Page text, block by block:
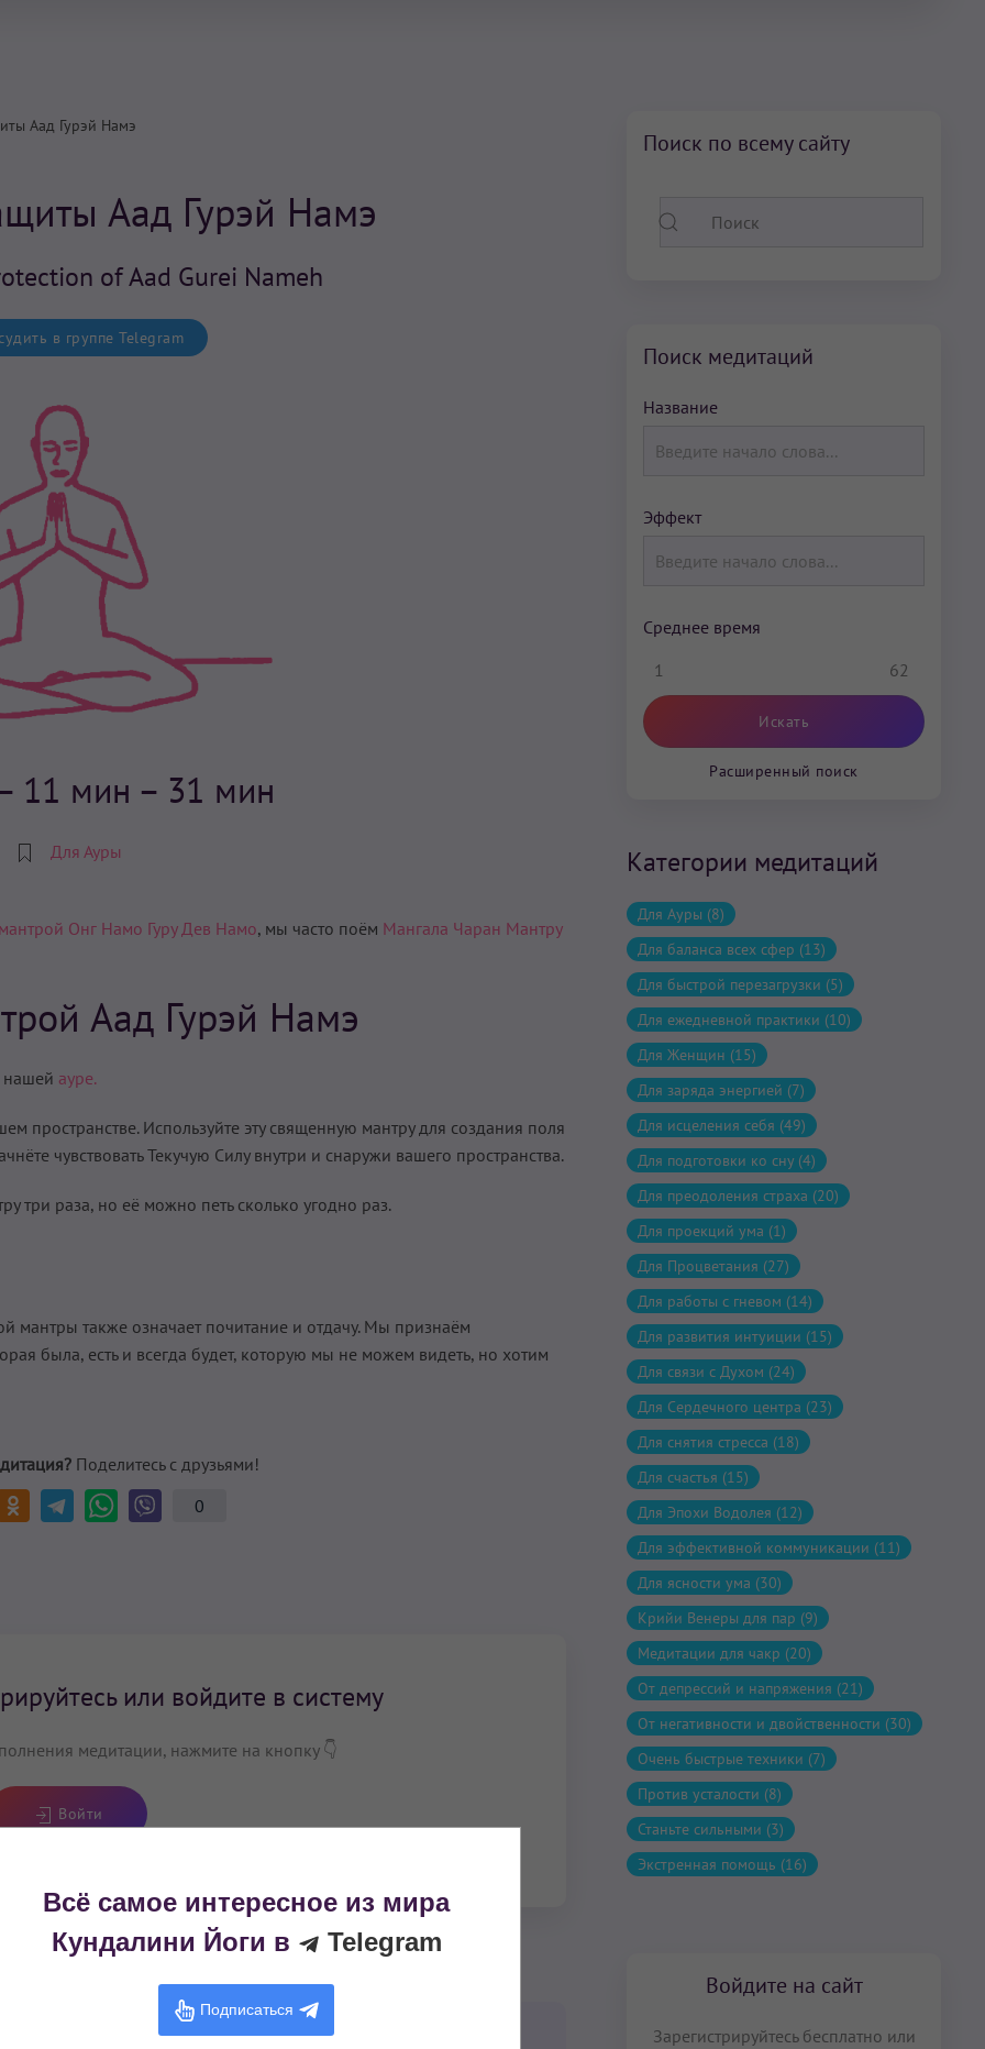
Аад Гурэй Намэ
Аад Гурэй Намэ
of Aad Gurei Nameh
в группе Telegram
11 мин – 31 мин
Для Ауры
Онг Намо Гуру Дев Намо, мы часто поём Мангала Чаран Мантру
Аад Гурэй Намэ
нашей ауре.
Используйте эту священную мантру для создания поля
чувствовать Текучую Силу внутри и снаружи вашего пространства.
три раза, но её можно петь сколько угодно раз.
мантры также означает почитание и отдачу. Мы признаём
была, есть и всегда будет, которую мы не можем видеть, но хотим
Поделитесь с друзьями!
0
или войдите в систему
медитации, нажмите на кнопку 👇
Войти
Аад Гурэй Намэ
Поиск по всему сайту
Поиск медитаций
Название
Эффект
Среднее время
1
62
Расширенный поиск
Категории медитаций
Для Ауры (8)
Для баланса всех сфер (13)
Для быстрой перезагрузки (5)
Для ежедневной практики (10)
Для Женщин (15)
Для заряда энергией (7)
Для исцеления себя (49)
Для подготовки ко сну (4)
Для преодоления страха (20)
Для проекций ума (1)
Для Процветания (27)
Для работы с гневом (14)
Для развития интуиции (15)
Для связи с Духом (24)
Для Сердечного центра (23)
Для снятия стресса (18)
Для счастья (15)
Для Эпохи Водолея (12)
Для эффективной коммуникации (11)
Для ясности ума (30)
Крийи Венеры для пар (9)
Медитации для чакр (20)
От депрессий и напряжения (21)
От негативности и двойственности (30)
Очень быстрые техники (7)
Против усталости (8)
Станьте сильными (3)
Экстренная помощь (16)
Войдите на сайт
Зарегистрируйтесь бесплатно или
Всё самое интересное из мира
Кундалини Йоги в
Telegram
Подписаться